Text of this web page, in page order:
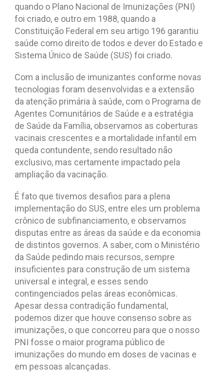
quando o Plano Nacional de Imunizações (PNI)
foi criado, e outro em 1988, quando a
Constituição Federal em seu artigo 196 garantiu
saúde como direito de todos e dever do Estado e
Sistema Único de Saúde (SUS) foi criado.
Com a inclusão de imunizantes conforme novas
tecnologias foram desenvolvidas e a extensão
da atenção primária à saúde, com o Programa de
Agentes Comunitários de Saúde e a estratégia
de Saúde da Família, observamos as coberturas
vacinais crescentes e a mortalidade infantil em
queda contundente, sendo resultado não
exclusivo, mas certamente impactado pela
ampliação da vacinação.
É fato que tivemos desafios para a plena
implementação do SUS, entre eles um problema
crônico de subfinanciamento, e observamos
disputas entre as áreas da saúde e da economia
de distintos governos. A saber, com o Ministério
da Saúde pedindo mais recursos, sempre
insuficientes para construção de um sistema
universal e integral, e esses sendo
contingenciados pelas áreas econômicas.
Apesar dessa contradição fundamental,
podemos dizer que houve consenso sobre as
imunizações, o que concorreu para que o nosso
PNI fosse o maior programa público de
imunizações do mundo em doses de vacinas e
em pessoas alcançadas.